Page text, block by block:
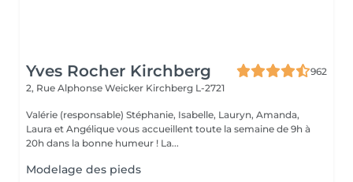
Yves Rocher Kirchberg
962
2, Rue Alphonse Weicker Kirchberg L-2721
Valérie (responsable) Stéphanie, Isabelle, Lauryn, Amanda,
Laura et Angélique vous accueillent toute la semaine de 9h à
20h dans la bonne humeur ! La...
Modelage des pieds